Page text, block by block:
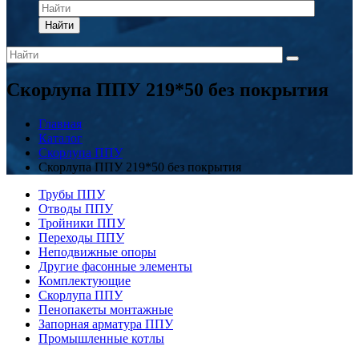
Найти
Скорлупа ППУ 219*50 без покрытия
Главная
Каталог
Скорлупа ППУ
Скорлупа ППУ 219*50 без покрытия
Трубы ППУ
Отводы ППУ
Тройники ППУ
Переходы ППУ
Неподвижные опоры
Другие фасонные элементы
Комплектующие
Скорлупа ППУ
Пенопакеты монтажные
Запорная арматура ППУ
Промышленные котлы